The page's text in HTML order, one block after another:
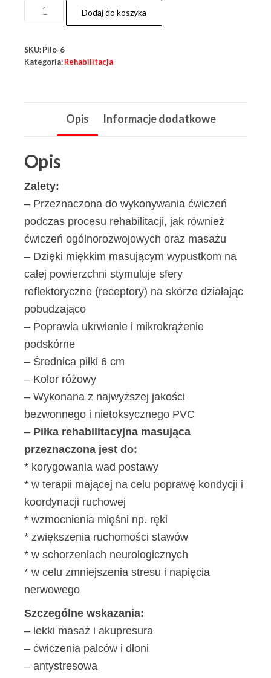
ilość
Piłka
jeżyk
Dodaj do koszyka
SKU: Pilo-6
Kategoria: Rehabilitacja
Opis Informacje dodatkowe
Opis
Zalety:
– Przeznaczona do wykonywania ćwiczeń
podczas procesu rehabilitacji, jak również
ćwiczeń ogólnorozwojowych oraz masażu
– Dzięki miękkim masującym wypustkom na
całej powierzchni stymuluje sfery
reflektoryczne (receptory) na skórze działając
pobudzająco
– Poprawia ukrwienie i mikrokrążenie
podskórne
– Średnica piłki 6 cm
– Kolor różowy
– Wykonana z najwyższej jakości
bezwonnego i nietoksycznego PVC
– Piłka rehabilitacyjna masująca
przeznaczona jest do:
* korygowania wad postawy
* w terapii mającej na celu poprawę kondycji i
koordynacji ruchowej
* wzmocnienia mięśni np. ręki
* zwiększenia ruchomości stawów
* w schorzeniach neurologicznych
* w celu zmniejszenia stresu i napięcia
nerwowego
Szczególne wskazania:
– lekki masaż i akupresura
– ćwiczenia palców i dłoni
– antystresowa